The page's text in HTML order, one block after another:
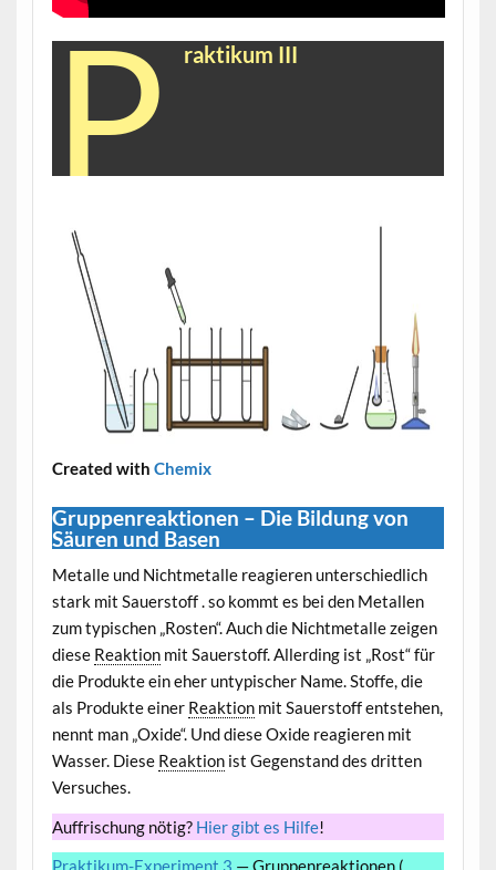
P raktikum III
Created with Chemix
Gruppenreaktionen – Die Bildung von
Säuren und Basen
Metalle und Nichtmetalle reagieren unterschiedlich
stark mit Sauerstoff . so kommt es bei den Metallen
zum typischen „Rosten“. Auch die Nichtmetalle zeigen
diese Reaktionmit Sauerstoff. Allerding ist „Rost“ für
die Produkte ein eher untypischer Name. Stoffe, die
als Produkte einer Reaktionmit Sauerstoff entstehen,
nennt man „Oxide“. Und diese Oxide reagieren mit
Wasser. Diese Reaktionist Gegenstand des dritten
Versuches.
Auffrischung nötig?Hier gibt es Hilfe!
Praktikum-Experiment 3 — Gruppenreaktionen (